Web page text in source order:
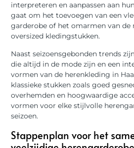
interpreteren en aanpassen aan
gaat om het toevoegen van een
garderobe of het omarmen van de
oversized kledingstukken.
Naast seizoensgebonden trends
die altijd in de mode zijn en een
vormen van de herenkleding in
klassieke stukken zoals goed
overhemden en hoogwaardige
vormen voor elke stijlvolle
seizoen.
Stappenplan voor het